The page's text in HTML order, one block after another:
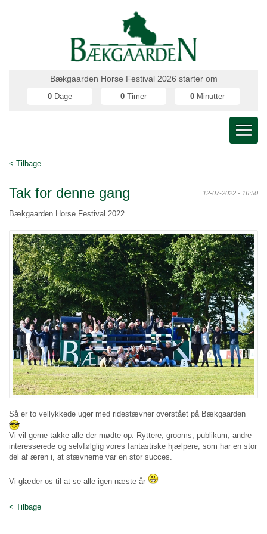
Bækgaarden Horse Festival 2026 starter om
0 Dage 0 Timer 0 Minutter
< Tilbage
Tak for denne gang 12-07-2022 - 16:50
Bækgaarden Horse Festival 2022
Så er to vellykkede uger med ridestævner overstået på Bækgaarden
Vi vil gerne takke alle der mødte op. Ryttere, grooms, publikum, andre
interesserede og selvfølglig vores fantastiske hjælpere, som har en stor
del af æren i, at stævnerne var en stor succes.
Vi glæder os til at se alle igen næste år
< Tilbage